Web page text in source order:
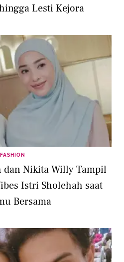
Lesti Kejora
FASHION
dan Nikita Willy Tampil
Istri Sholehah saat
Bersama